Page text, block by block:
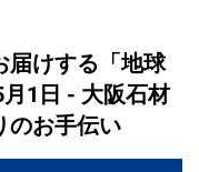
届けする「地球
1日 - 大阪石材
のお手伝い